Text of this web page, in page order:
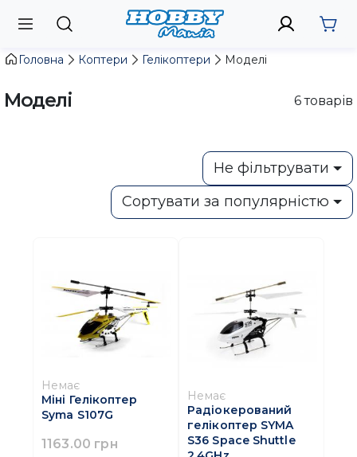
Головна Коптери Гелікоптери Моделі
Моделі 6товарів
Не фільтрувати
Сортувати за популярністю
Немає
Міні Гелікоптер
Syma S107G
1163.00 грн
Немає
Радіокерований
гелікоптер SYMA
S36 Space Shuttle